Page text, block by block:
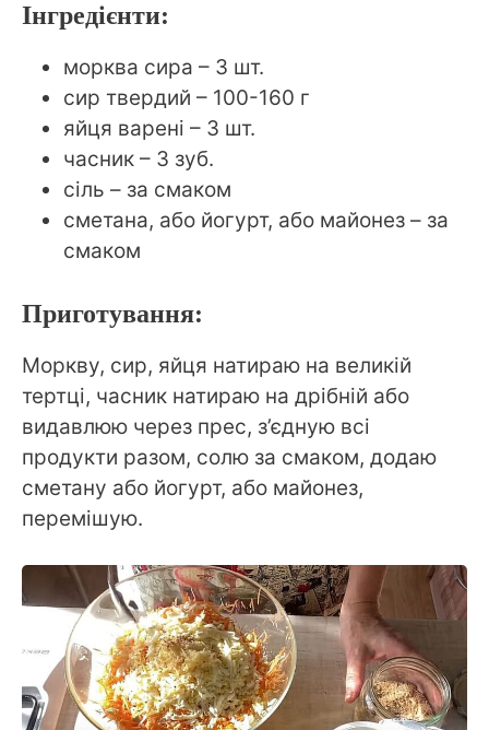
Інгредієнти:
морква сира – 3 шт.
сир твердий – 100-160 г
яйця варені – 3 шт.
часник – 3 зуб.
сіль – за смаком
сметана, або йогурт, або майонез – за
смаком
Приготування:
Моркву, сир, яйця натираю на великій
тертці, часник натираю на дрібній або
видавлюю через прес, з’єдную всі
продукти разом, солю за смаком, додаю
сметану або йогурт, або майонез,
перемішую.